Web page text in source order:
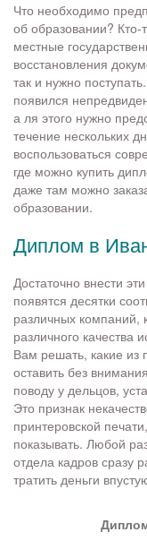
Что необходимо
об образовании? Кто-
местные
восстановления
так и нужно
появился
а ля этого нужно
течение нескольких
воспользоваться
где можно купить
даже там можно
образовании.
Диплом в
Достаточно внести
появятся десятки
различных компаний,
различного качества
Вам решать, какие из
оставить без
поводу у дельцов,
Это признак
принтеровской
показывать. Любой
отдела кадров сразу
тратить деньги